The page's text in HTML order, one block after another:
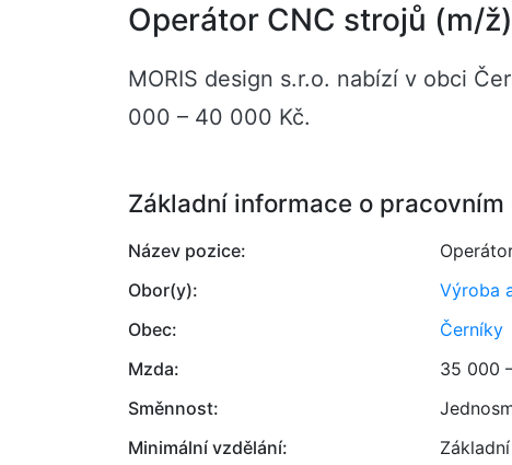
Operátor CNC strojů (m/
MORIS design s.r.o. nabízí v obci
000 – 40 000 Kč.
Základní informace o pracovním
Název pozice:
Obor(y):
Výroba
Obec:
Černíky
Mzda:
35 000
Směnnost:
Minimální vzdělání: